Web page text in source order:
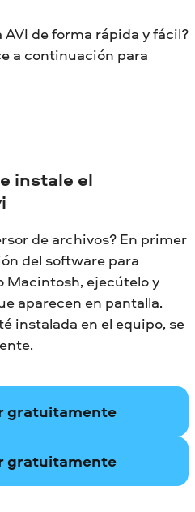
de forma rápida y fácil?
a continuación para
instale el
de archivos? En primer
del software para
ejecútelo y
aparecen en pantalla.
instalada en el equipo, se
gratuitamente
gratuitamente